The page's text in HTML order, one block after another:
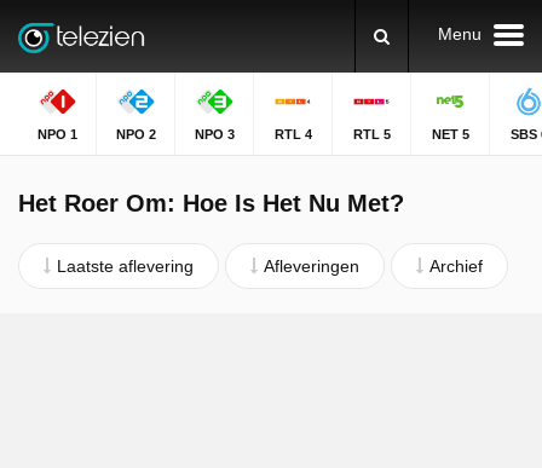
Menu
NPO 1 NPO 2 NPO 3 RTL 4 RTL 5 NET 5 SBS
Het Roer Om: Hoe Is Het Nu Met?
Laatste aflevering Afleveringen Archief